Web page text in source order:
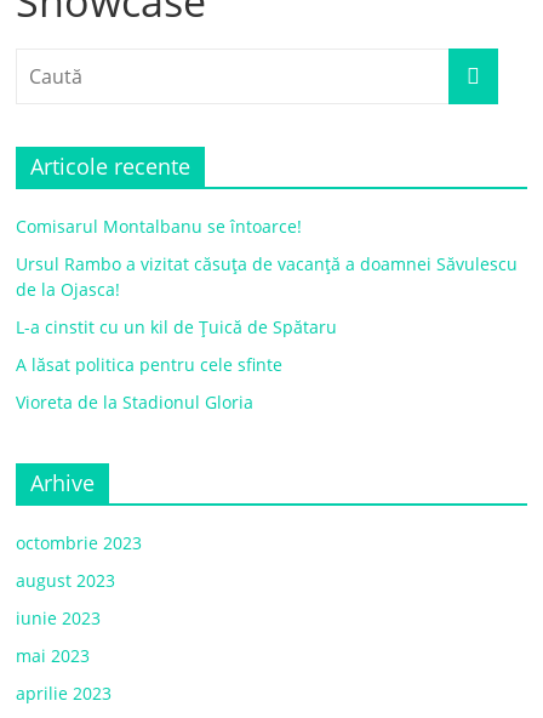
Articole recente
Comisarul Montalbanu se întoarce!
Ursul Rambo a vizitat căsuța de vacanță a doamnei Săvulescu
de la Ojasca!
L-a cinstit cu un kil de Țuică de Spătaru
A lăsat politica pentru cele sfinte
Vioreta de la Stadionul Gloria
Arhive
octombrie 2023
august 2023
iunie 2023
mai 2023
aprilie 2023